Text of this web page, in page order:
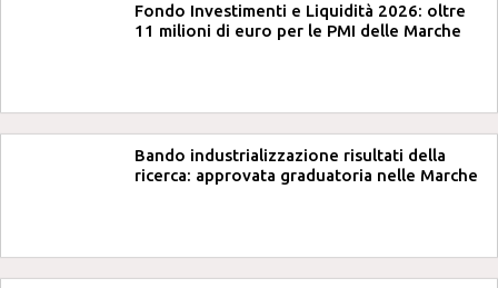
Fondo Investimenti e Liquidità 2026: oltre
11 milioni di euro per le PMI delle Marche
Bando industrializzazione risultati della
ricerca: approvata graduatoria nelle Marche